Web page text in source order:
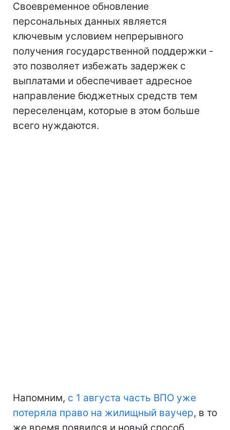
Своевременное обновление
персональных данных является
ключевым условием непрерывного
получения государственной поддержки -
это позволяет избежать задержек с
выплатами и обеспечивает адресное
направление бюджетных средств тем
переселенцам, которые в этом больше
всего нуждаются.
Напомним, с 1 августа часть ВПО уже
потеряла право на жилищный ваучер, в то